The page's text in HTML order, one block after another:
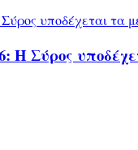
Η Σύρος